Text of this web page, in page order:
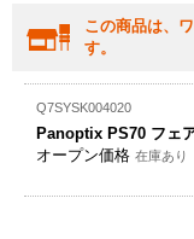
この商品は、
す。
Q7SYSK004020
Panoptix PS70 フェ
オープン価格 在庫あり